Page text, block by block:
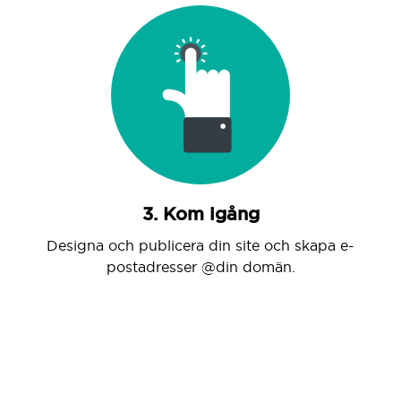
3. Kom igång
Designa och publicera din site och skapa e-
postadresser @din domän.